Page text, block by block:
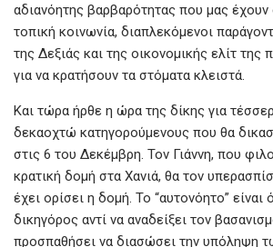
αδιανόητης βαρβαρότητας που μας έχουν
τοπική κοινωνία, διαπλεκόμενοι
της Δεξιάς και της οικονομικής ελίτ της
για να κρατήσουν τα στόματα κλειστά.
Και τώρα ήρθε η ώρα της δίκης για
δεκαοχτώ κατηγορούμενους που θα
στις 6 του Δεκέμβρη. Τον Γιάννη, που
κρατική δομή στα Χανιά, θα τον
έχει ορίσει η δομή. Το “αυτονόητο” είναι
δικηγόρος αντί να αναδείξει τον
προσπαθήσει να διασώσει την υπόληψη